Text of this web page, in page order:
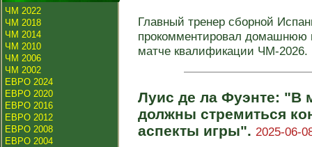
ЧМ 2022
ЧМ 2018
ЧМ 2014
ЧМ 2010
ЧМ 2006
ЧМ 2002
ЕВРО 2024
ЕВРО 2020
ЕВРО 2016
ЕВРО 2012
ЕВРО 2008
ЕВРО 2004
Главный тренер сборной
прокомментировал домашнюю
матче квалификации ЧМ-2026.
Луис де ла Фуэнте: "В
должны стремиться
аспекты игры". 2025-06-